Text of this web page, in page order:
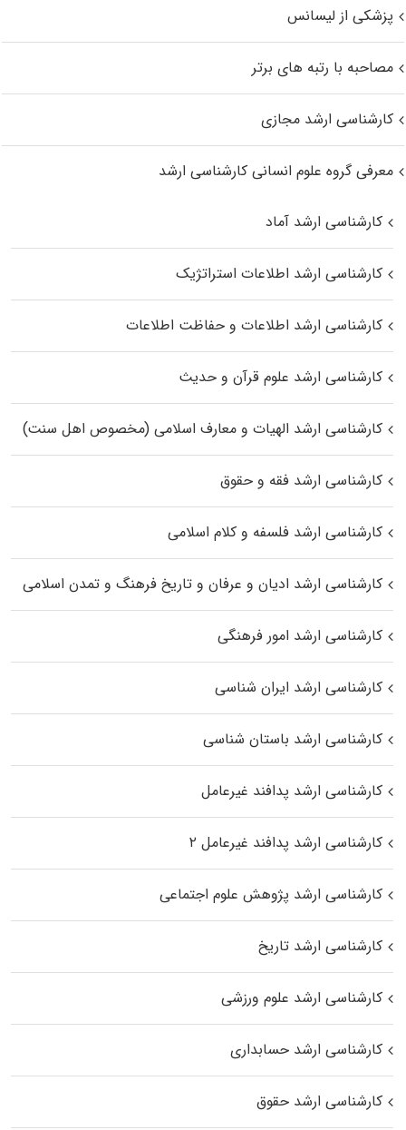
پزشکی از لیسانس
مصاحبه با رتبه های برتر
کارشناسی ارشد مجازی
معرفی گروه علوم انسانی کارشناسی ارشد
کارشناسی ارشد آماد
کارشناسی ارشد اطلاعات استراتژیک
کارشناسی ارشد اطلاعات و حفاظت اطلاعات
کارشناسی ارشد علوم قرآن و حدیث
کارشناسی ارشد الهیات و معارف اسلامی (مخصوص اهل سنت)
کارشناسی ارشد فقه و حقوق
کارشناسی ارشد فلسفه و کلام اسلامی
کارشناسی ارشد ادیان و عرفان و تاریخ فرهنگ و تمدن اسلامی
کارشناسی ارشد امور فرهنگی
کارشناسی ارشد ایران شناسی
کارشناسی ارشد باستان شناسی
کارشناسی ارشد پدافند غیرعامل
کارشناسی ارشد پدافند غیرعامل ۲
کارشناسی ارشد پژوهش علوم اجتماعی
کارشناسی ارشد تاریخ
کارشناسی ارشد علوم ورزشی
کارشناسی ارشد حسابداری
کارشناسی ارشد حقوق